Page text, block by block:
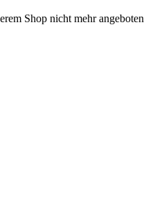
Shop nicht mehr angeboten